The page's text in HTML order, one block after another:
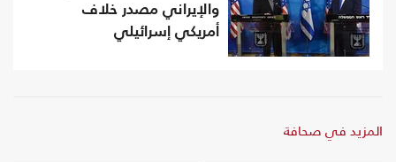
والإيراني مصدر خلاف
أمريكي إسرائيلي
المزيد في صحافة